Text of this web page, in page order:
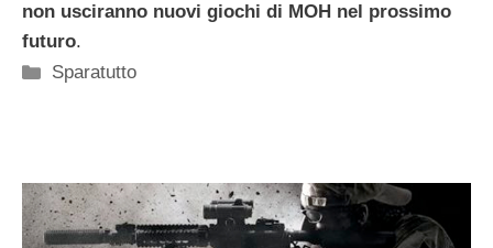
non usciranno nuovi giochi di MOH nel prossimo
futuro.
Categorie
Sparatutto